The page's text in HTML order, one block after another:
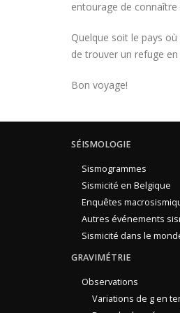
entourage de
Quelque soit le pays
de trouver un refuge
Bon voyage!
SÉISMOLOGIE
Sismogrammes
Sismicité en Belgique
Enquêtes
Autres événements
Sismicité dans le
GRAVIMÉTRIE
Observations
Variations de g en